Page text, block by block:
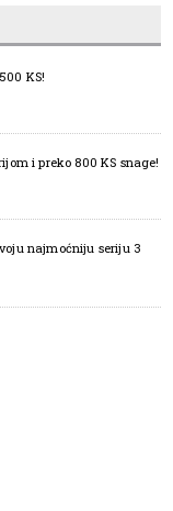
KS!
i preko 800 KS snage!
najmoćniju seriju 3